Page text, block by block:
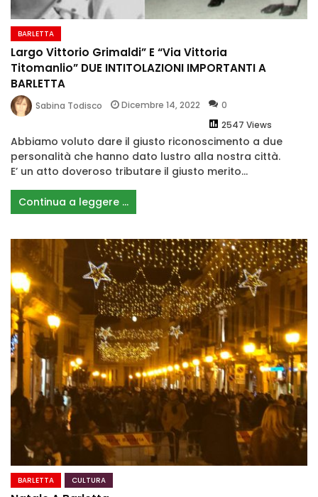
BARLETTA
Largo Vittorio Grimaldi” E “Via Vittoria
Titomanlio” DUE INTITOLAZIONI IMPORTANTI A
BARLETTA
Sabina Todisco
Dicembre 14, 2022
2547 Views
0
Abbiamo voluto dare il giusto riconoscimento a due
personalità che hanno dato lustro alla nostra città.
E’ un atto doveroso tributare il giusto merito...
Continua a leggere ...
BARLETTA CULTURA